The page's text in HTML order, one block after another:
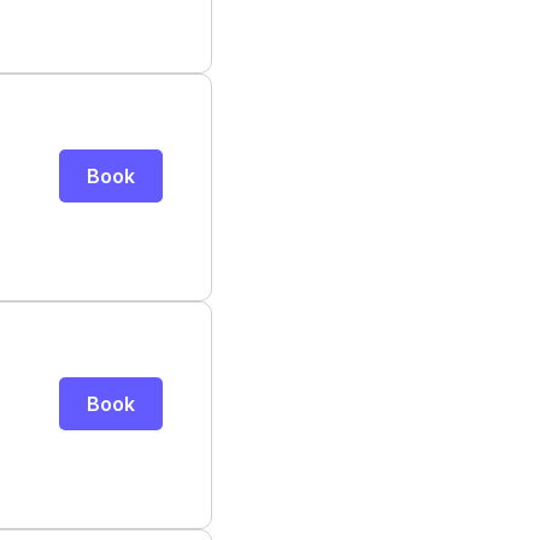
Book
Book